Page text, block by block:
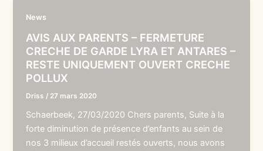
News
AVIS AUX PARENTS – FERMETURE
CRECHE DE GARDE LYRA ET ANTARES –
RESTE UNIQUEMENT OUVERT CRECHE
POLLUX
Driss / 27 mars 2020
Schaerbeek, 27/03/2020 Chers parents, Suite à la
forte diminution de présence d’enfants au sein de
nos 3 milieux d’accueil restés ouverts, nous avons